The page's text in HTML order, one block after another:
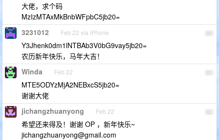
大佬，求个码
MzIzMTAxMkBnbWFpbC5jb20=
80
3231012 Feb 22 via iPhone
Y3Jhenk0dm1lNTBAb3V0bG9vay5jb20=
农历新年快乐，马年大吉！
81
Winda Feb 22
MTE5ODYzMjA2NEBxcS5jb20=
谢谢大佬
82
jichangzhuanyong Feb 22
希望还来得及！谢谢 OP ，新年快乐~
jichangzhuanyong@gmail.com